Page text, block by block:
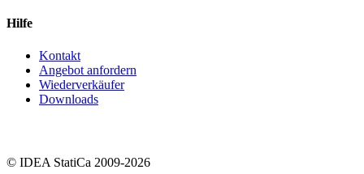
Hilfe
Kontakt
Angebot anfordern
Wiederverkäufer
Downloads
© IDEA StatiCa 2009-2026